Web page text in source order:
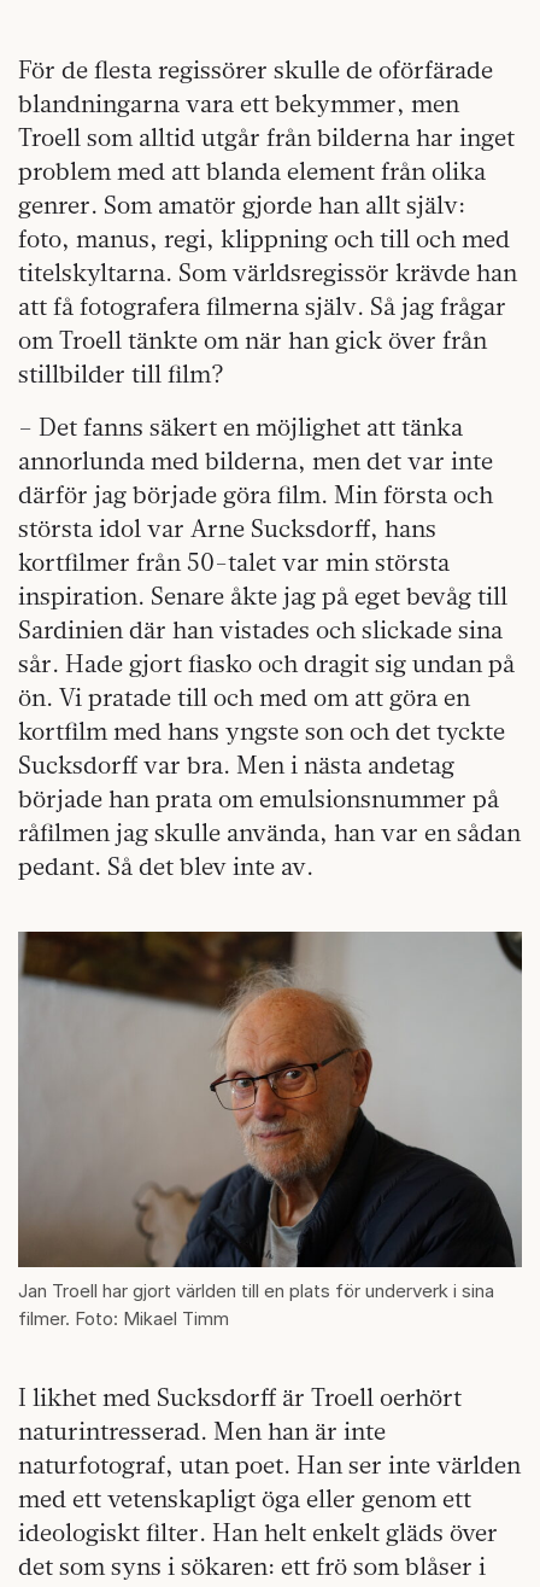
För de flesta regissörer skulle de oförfärade
blandningarna vara ett bekymmer, men
Troell som alltid utgår från bilderna har inget
problem med att blanda element från olika
genrer. Som amatör gjorde han allt själv:
foto, manus, regi, klippning och till och med
titelskyltarna. Som världsregissör krävde han
att få fotografera filmerna själv. Så jag frågar
om Troell tänkte om när han gick över från
stillbilder till film?
– Det fanns säkert en möjlighet att tänka
annorlunda med bilderna, men det var inte
därför jag började göra film. Min första och
största idol var Arne Sucksdorff, hans
kortfilmer från 50-talet var min största
inspiration. Senare åkte jag på eget bevåg till
Sardinien där han vistades och slickade sina
sår. Hade gjort fiasko och dragit sig undan på
ön. Vi pratade till och med om att göra en
kortfilm med hans yngste son och det tyckte
Sucksdorff var bra. Men i nästa andetag
började han prata om emulsionsnummer på
råfilmen jag skulle använda, han var en sådan
pedant. Så det blev inte av.
Jan Troell har gjort världen till en plats för underverk i sina
filmer. Foto: Mikael Timm
I likhet med Sucksdorff är Troell oerhört
naturintresserad. Men han är inte
naturfotograf, utan poet. Han ser inte världen
med ett vetenskapligt öga eller genom ett
ideologiskt filter. Han helt enkelt gläds över
det som syns i sökaren: ett frö som blåser i